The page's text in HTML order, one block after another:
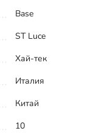
Base
ST Luce
Хай-тек
Италия
Китай
10